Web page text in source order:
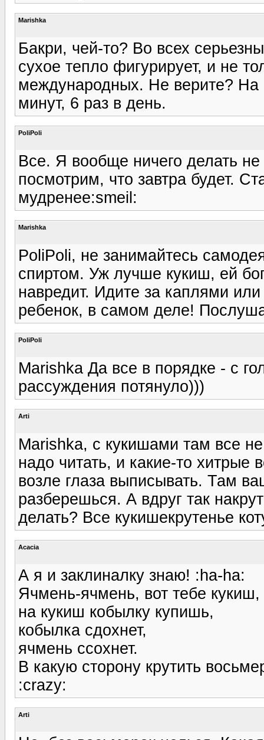
Marishka
Бакри, чей-то? Во всех
сухое тепло фигурирует, и не
международных. Не верите? На
минут, 6 раз в день.
PoliPoli
Все. Я вообще ничего делать
посмотрим, что завтра будет.
мудренее:smeil:
Marishka
PoliPoli, не занимайтесь
спиртом. Уж лучше кукиш, ей
навредит. Идите за каплями
ребенок, в самом деле!
PoliPoli
Marishka Да все в порядке - с
рассуждения потянуло)))
Arti
Marishka, с кукишами там все
надо читать, и какие-то
возле глаза выписывать. Там
разберешься. А вдруг так
делать? Все кукишекрутенье
Acacia
А я и заклиналку знаю! :ha-ha:
Ячмень-ячмень, вот тебе кукиш,
на кукиш кобылку купишь,
кобылка сдохнет,
ячмень ссохнет.
В какую сторону крутить
:crazy:
Arti